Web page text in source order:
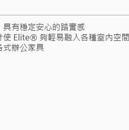
有穩定安心的踏實感
使 Elite® 夠輕易融入各種室內空間
式辦公家具